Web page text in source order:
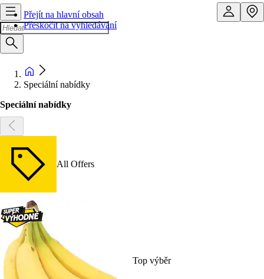
Přejít na hlavní obsah
Přeskočit na vyhledávání
Speciální nabídky
Speciální nabídky
All Offers
Top výběr